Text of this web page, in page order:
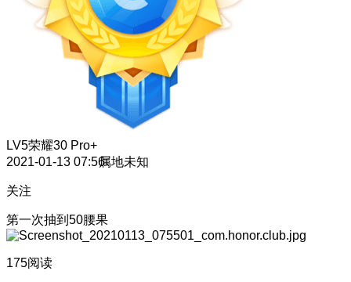
LV5荣耀30 Pro+
2021-01-13 07:56属地未知
关注
第一次抽到50腰果
175阅读